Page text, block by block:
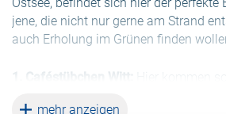
jene, die nicht nur gerne am Strand
auch Erholung im Grünen finden
1. Caféstübchen Witt:
Hier kommen
weiterlesen
mehr anzeigen